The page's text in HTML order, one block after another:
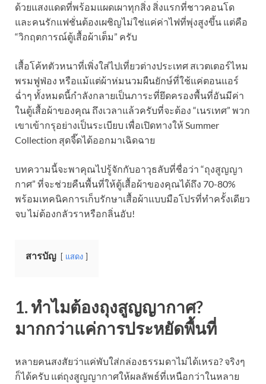
ด้วยแสงแดดที่พร้อมแผดเผาทุกสิ่ง สิ่งแรกที่ชาวคอนโด
และคนรักแฟชั่นต้องเผชิญไม่ใช่แค่ค่าไฟที่พุ่งสูงขึ้น แต่คือ
“วิกฤตการณ์ตู้เสื้อผ้าเต็ม” ครับ
เสื้อโค้ทตัวหนาที่เพิ่งใส่ไปเที่ยวต่างประเทศ สเวตเตอร์ไหม
พรมฟูฟ่อง หรือแม้แต่ผ้าห่มนวมผืนยักษ์ที่ใช้แค่ตอนแอร์
ฉ่ำๆ ทั้งหมดนี้กำลังกลายเป็นภาระที่ยึดครองพื้นที่อันมีค่า
ในตู้เสื้อผ้าของคุณ ถึงเวลาแล้วครับที่จะต้อง “เนรเทศ” พวก
เขาเข้ากรุอย่างเป็นระเบียบ เพื่อเปิดทางให้ Summer
Collection สุดจี๊ดได้ออกมาเฉิดฉาย
บทความนี้จะพาคุณไปรู้จักกับอาวุธลับที่ชื่อว่า “ถุงสูญญา
กาศ” ที่จะช่วยคืนพื้นที่ให้ตู้เสื้อผ้าของคุณได้ถึง 70-80%
พร้อมเทคนิคการเก็บรักษาเสื้อผ้าแบบมือโปรที่ทำครั้งเดียว
จบ ไม่ต้องกลัวราหรือกลิ่นอับ!
สารบัญ แสดง
1. ทำไมต้องถุงสูญญากาศ?
มากกว่าแค่การประหยัดพื้นที่
หลายคนสงสัยว่าแค่พับใส่กล่องธรรมดาไม่ได้เหรอ? จริงๆ
ก็ได้ครับ แต่ถุงสูญญากาศให้ผลลัพธ์ที่เหนือกว่าในหลาย